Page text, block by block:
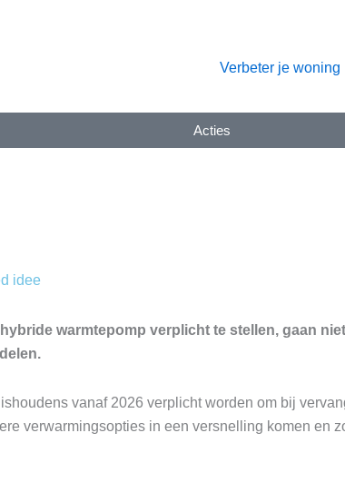
Verbeter je woning
Acties
idee
warmtepomp verplicht te stellen, gaan
vanaf 2026 verplicht worden om bij
verwarmingsopties in een versnelling komen